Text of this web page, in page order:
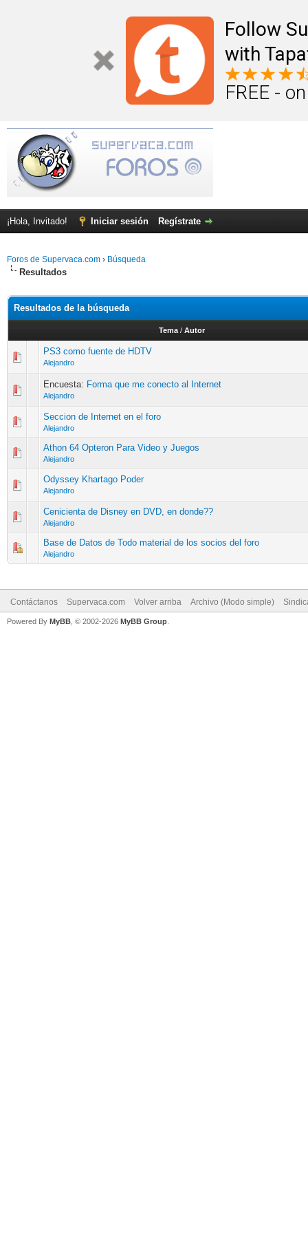
Follow
with
FREE -
¡Hola, Invitado! Iniciar sesión Regístrate
Foros de Supervaca.com › Búsqueda
Resultados
Resultados de la búsqueda
Tema / Autor
PS3 como fuente de HDTV
Alejandro
Encuesta: Forma que me conecto al Internet
Alejandro
Seccion de Internet en el foro
Alejandro
Athon 64 Opteron Para Video y Juegos
Alejandro
Odyssey Khartago Poder
Alejandro
Cenicienta de Disney en DVD, en donde??
Alejandro
Base de Datos de Todo material de los socios del foro
Alejandro
Contáctanos Supervaca.com Volver arriba Archivo (Modo simple)
Powered By MyBB , © 2002-2026 MyBB Group